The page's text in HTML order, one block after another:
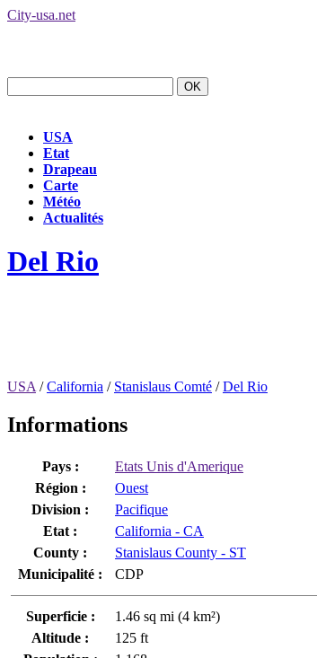
City-usa.net
USA
Etat
Drapeau
Carte
Météo
Actualités
Del Rio
USA /California / Stanislaus Comté /Del Rio
Informations
Pays :
Etats Unis d'Amerique
Région :
Ouest
Division :
Pacifique
Etat :
California - CA
County :
Stanislaus County - ST
Municipalité :
CDP
Superficie :
1.46 sq mi (4 km²)
Altitude :
125 ft